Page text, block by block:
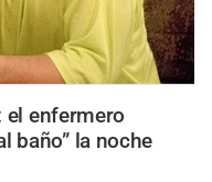
el enfermero
baño” la noche